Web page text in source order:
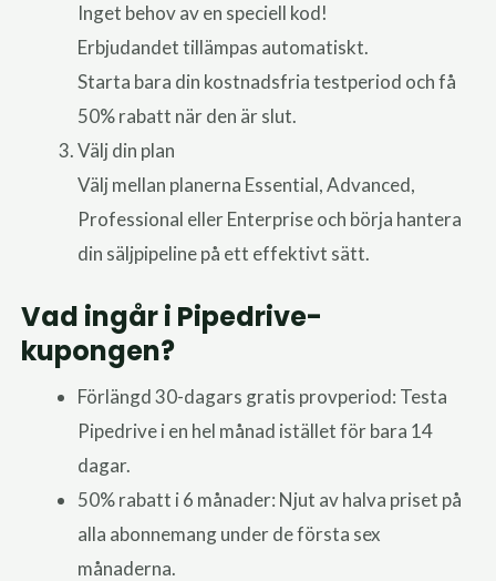
Inget behov av en speciell kod!
Erbjudandet tillämpas automatiskt.
Starta bara din kostnadsfria testperiod och få
50% rabatt när den är slut.
Välj din plan
Välj mellan planerna Essential, Advanced,
Professional eller Enterprise och börja hantera
din säljpipeline på ett effektivt sätt.
Vad ingår i Pipedrive-
kupongen?
Förlängd 30-dagars gratis provperiod: Testa
Pipedrive i en hel månad istället för bara 14
dagar.
50% rabatt i 6 månader: Njut av halva priset på
alla abonnemang under de första sex
månaderna.